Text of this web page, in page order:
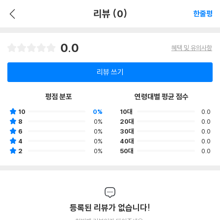
리뷰 (0) 한줄평
0.0 혜택 및 유의사항
리뷰 쓰기
평점 분포
10
0%
8
0%
6
0%
4
0%
2
0%
연령대별 평균 점수
10대
0.0
20대
0.0
30대
0.0
40대
0.0
50대
0.0
등록된 리뷰가 없습니다!